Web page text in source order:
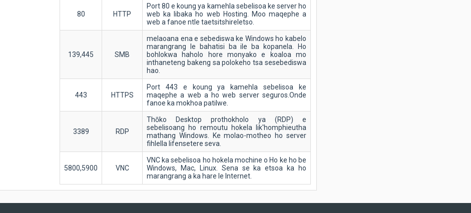
80 HTTP
Port 80 e koung ya kamehla sebelisoa ke server ho
web ka libaka ho web Hosting. Moo maqephe a
web a fanoe ntle taetsitshireletso.
139,445 SMB
melaoana ena e sebediswa ke Windows ho kabelo
marangrang le bahatisi ba ile ba kopanela. Ho
bohlokwa haholo hore monyako e koaloa mo
inthaneteng bakeng sa polokeho tsa sesebediswa
hao.
443 HTTPS
Port 443 e koung ya kamehla sebelisoa ke
maqephe a web a ho web server seguros.Onde
fanoe ka mokhoa patilwe.
3389 RDP
Thōko Desktop prothokholo ya (RDP) e
sebelisoang ho remoutu hokela lik'homphieutha
mathang Windows. Ke molao-motheo ho server
fihlella lifensetere seva.
5800,5900 VNC
VNC ka sebelisoa ho hokela mochine o Ho ke ho be
Windows, Mac, Linux. Sena se ka etsoa ka ho
marangrang a ka hare le Internet.